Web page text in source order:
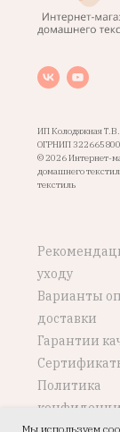
ИП Колодяжная Т.В.
ОГРНИП
© 2026 Интернет-
домашнего
текстиль
уходу
Варианты
доставки
Гарантии
Политика
Мы используем